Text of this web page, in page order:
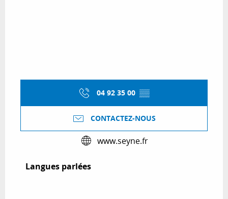
04 92 35 00 ▒▒
CONTACTEZ-NOUS
www.seyne.fr
Langues parlées
Langues parlées